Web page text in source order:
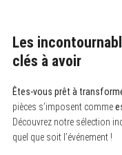
Les
clés à avoir
Êtes-vous prêt à
pièces s’imposent comme
Découvrez notre sélection
quel que soit l’événement !